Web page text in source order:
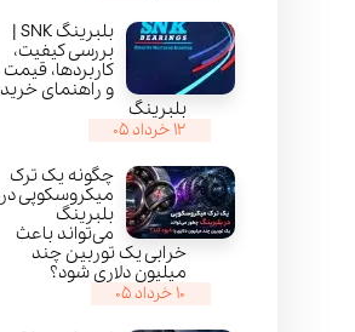
بلبرینگ SNK |
بررسی کیفیت،
کاربردها، قیمت
و راهنمای خرید
بلبرینگ
۱۲ خرداد ۰۵
چگونه یک ترک
میکروسکوپی در
بلبرینگ
می‌تواند باعث
خرابی یک توربین چند
میلیون دلاری شود؟
۱۰ خرداد ۰۵